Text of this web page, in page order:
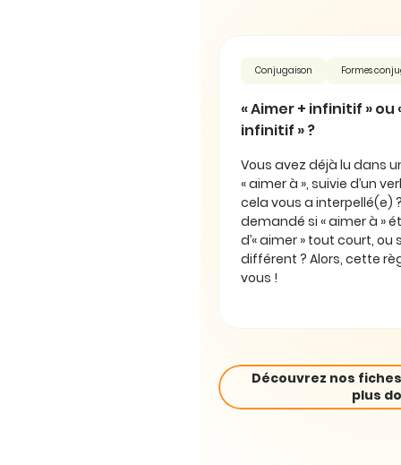
Conjugaison Formes
« Aimer + infinitif » ou
infinitif » ?
Vous avez déjà lu dans
« aimer à », suivie d’un
cela vous a interpellé(e)
demandé si « aimer à »
d’« aimer » tout court, ou
différent ? Alors, cette
vous !
Découvrez nos
plus